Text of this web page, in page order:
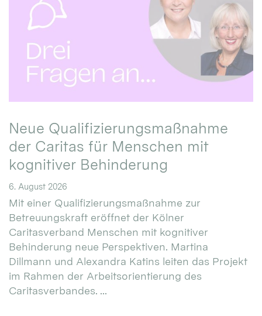
Neue Qualifizierungsmaßnahme
der Caritas für Menschen mit
kognitiver Behinderung
6. August 2026
Mit einer Qualifizierungsmaßnahme zur
Betreuungskraft eröffnet der Kölner
Caritasverband Menschen mit kognitiver
Behinderung neue Perspektiven. Martina
Dillmann und Alexandra Katins leiten das Projekt
im Rahmen der Arbeitsorientierung des
Caritasverbandes. ...